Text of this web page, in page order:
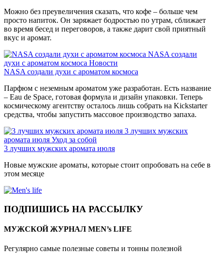
Можно без преувеличения сказать, что кофе – больше чем
просто напиток. Он заряжает бодростью по утрам, сближает
во время бесед и переговоров, а также дарит свой приятный
вкус и аромат.
NASA создали
духи с ароматом космоса Новости
NASA создали духи с ароматом космоса
Парфюм с неземным ароматом уже разработан. Есть название
– Eau de Space, готовая формула и дизайн упаковки. Теперь
космическому агентству осталось лишь собрать на Kickstarter
средства, чтобы запустить массовое производство запаха.
3 лучших мужских
аромата июля Уход за собой
3 лучших мужских аромата июля
Новые мужские ароматы, которые стоит опробовать на себе в
этом месяце
ПОДПИШИСЬ НА РАССЫЛКУ
МУЖСКОЙ ЖУРНАЛ MEN’s LIFE
Регулярно самые полезные советы и тонны полезной